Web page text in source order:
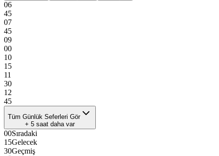
06
45
07
45
09
00
10
15
11
30
12
45
Tüm Günlük Seferleri Gör
+ 5 saat daha var
00Sıradaki
15Gelecek
30Geçmiş